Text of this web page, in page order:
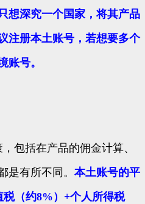
想深究一个国家，将其产品
注册本土账号，若想要多个
账号。
包括在产品的佣金计算、
是有所不同。 本土账号的平
（约8%）+个人所得税